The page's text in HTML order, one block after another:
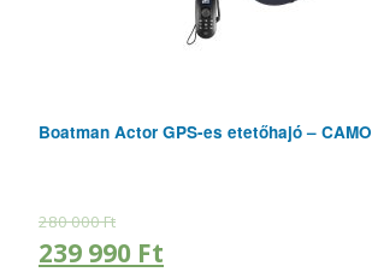
Boatman Actor GPS-es etetőhajó – CAMO
280 000Ft
239 990 Ft